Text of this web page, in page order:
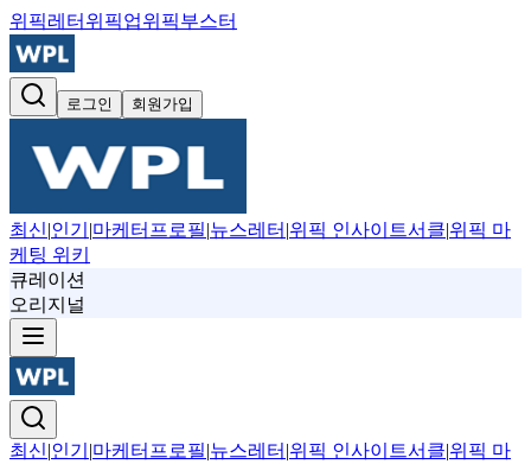
위픽레터 위픽업위픽부스터
로그인 회원가입
최신|인기 |마케터프로필|뉴스레터 |위픽 인사이트서클|위픽 마
케팅 위키
큐레이션
오리지널
최신|인기 |마케터프로필|뉴스레터 |위픽 인사이트서클|위픽 마